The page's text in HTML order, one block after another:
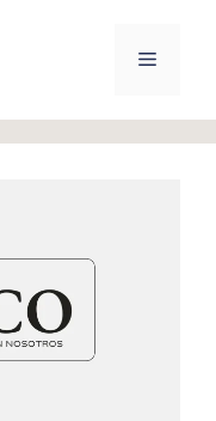
Menu